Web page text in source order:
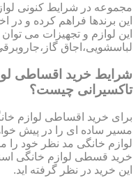
مجموعه در شرایط کنونی
این برندها فراهم کرده و در
این لوازم و تجهیزات می
لباسشویی،اجاق
شرایط خرید اقساطی
تاکسیرانی چیست؟
برای خرید اقساطی لوازم
مسیر ساده ای را در پیش
لوازم خانگی مد نظر خود را
خرید قسطی لوازم خانگی
این خرید در نظر گرفته اید.